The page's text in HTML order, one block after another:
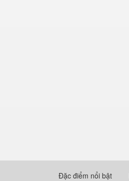
Đặc điểm nổi bật